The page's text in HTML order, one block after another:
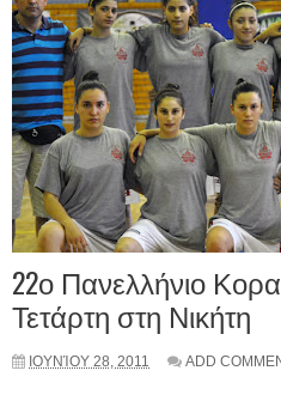
22ο Πανελλήνιο
Τετάρτη στη Νικήτη
ΙΟΥΝΊΟΥ 28, 2011 ADD